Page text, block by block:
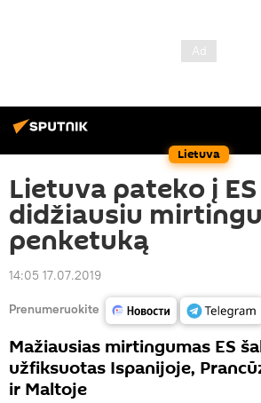
Lietuva
Lietuva pateko į
didžiausiu
penketuką
14:05 17.07.2019
Prenumeruokite
Mažiausias mirtingumas ES
užfiksuotas Ispanijoje,
ir Maltoje